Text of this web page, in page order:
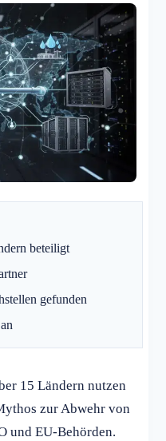
beteiligt
gefunden
15 Ländern nutzen
zur Abwehr von
und EU-Behörden.